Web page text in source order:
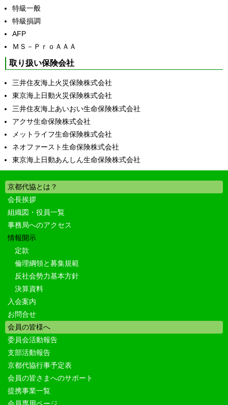
特級一般
特級損調
AFP
ＭＳ－ＰｒｏＡＡＡ
取り扱い保険会社
三井住友海上火災保険株式会社
東京海上日動火災保険株式会社
三井住友海上あいおい生命保険株式会社
アクサ生命保険株式会社
メットライフ生命保険株式会社
ネオファースト生命保険株式会社
東京海上日動あんしん生命保険株式会社
京都代協とは？
会長挨拶
組織図・役員一覧
事務局へのアクセス
情報開示
定款
倫理綱領と募集規範
反社会勢力基本方針
決算資料
入会案内
お問合せ
会員の皆様へ
委員会活動報告
支部活動報告
京都代協行事予定表
会員の皆さまへのサポート
提携事業一覧